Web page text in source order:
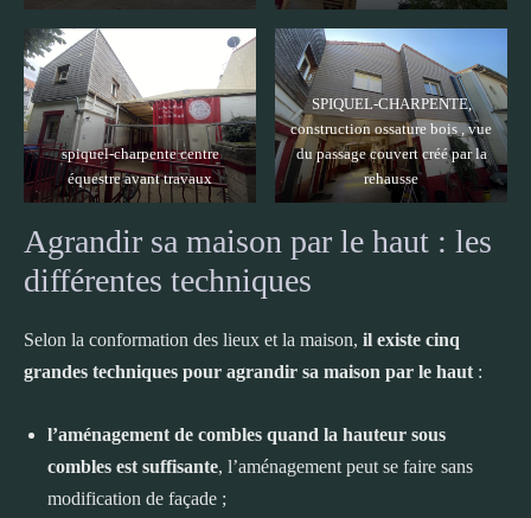
spiquel-charpente centre
équestre avant travaux
SPIQUEL-CHARPENTE,
construction ossature bois , vue
du passage couvert créé par la
rehausse
Agrandir sa maison par le haut : les
différentes techniques
Selon la conformation des lieux et la maison, il existe cinq
grandes techniques pour agrandir sa maison par le haut :
l’aménagement de combles quand la hauteur sous
combles est suffisante, l’aménagement peut se faire sans
modification de façade ;